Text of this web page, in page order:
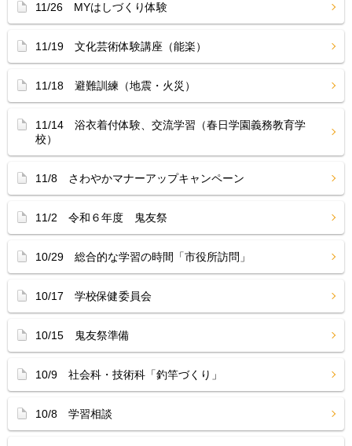
11/26 MYはしづくり体験
11/19 文化芸術体験講座（能楽）
11/18 避難訓練（地震・火災）
11/14 浴衣着付体験、交流学習（春日学園義務教育学
校）
11/8 さわやかマナーアップキャンペーン
11/2 令和６年度 鬼友祭
10/29 総合的な学習の時間「市役所訪問」
10/17 学校保健委員会
10/15 鬼友祭準備
10/9 社会科・技術科「釣竿づくり」
10/8 学習相談